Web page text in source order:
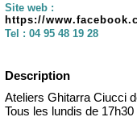
Site web :
https://
Tel : 04 95 48 19 28
Description
Ateliers Ghitarra Ciucci
Tous les lundis de 17h30